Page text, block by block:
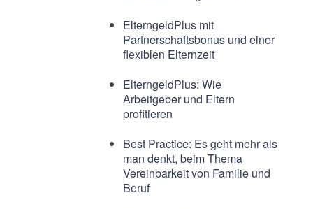
ElterngeldPlus mit
Partnerschaftsbonus und einer
flexiblen Elternzeit
ElterngeldPlus: Wie
Arbeitgeber und Eltern
profitieren
Best Practice: Es geht mehr als
man denkt, beim Thema
Vereinbarkeit von Familie und
Beruf